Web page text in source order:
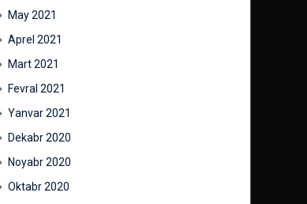
May 2021
Aprel 2021
Mart 2021
Fevral 2021
Yanvar 2021
Dekabr 2020
Noyabr 2020
Oktabr 2020